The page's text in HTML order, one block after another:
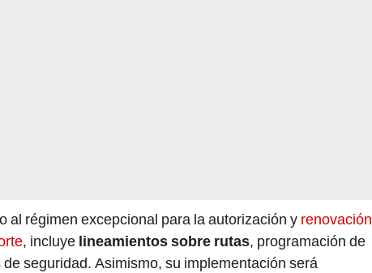
al régimen excepcional para la autorización y renovación
, incluye lineamientos sobre rutas, programación de
seguridad. Asimismo, su implementación será